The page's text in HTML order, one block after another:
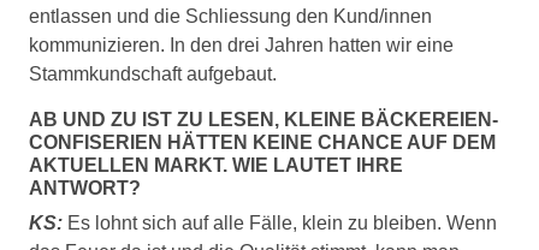
entlassen und die Schliessung den Kund/innen
kommunizieren. In den drei Jahren hatten wir eine
Stammkundschaft aufgebaut.
AB UND ZU IST ZU LESEN, KLEINE BÄCKEREIEN-
CONFISERIEN HÄTTEN KEINE CHANCE AUF DEM
AKTUELLEN MARKT. WIE LAUTET IHRE
ANTWORT?
KS: Es lohnt sich auf alle Fälle, klein zu bleiben. Wenn